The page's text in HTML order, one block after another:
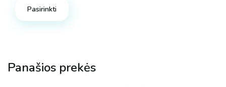
Pasirinkti
Panašios prekės